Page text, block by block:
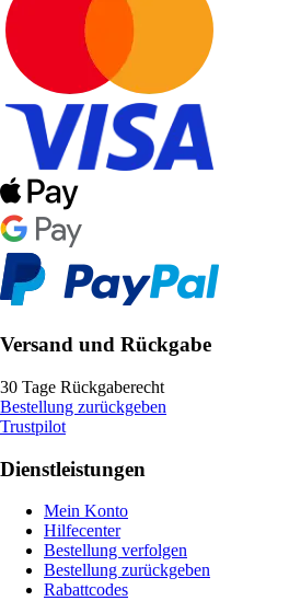
Versand und Rückgabe
30 Tage Rückgaberecht
Bestellung zurückgeben
Trustpilot
Dienstleistungen
Mein Konto
Hilfecenter
Bestellung verfolgen
Bestellung zurückgeben
Rabattcodes